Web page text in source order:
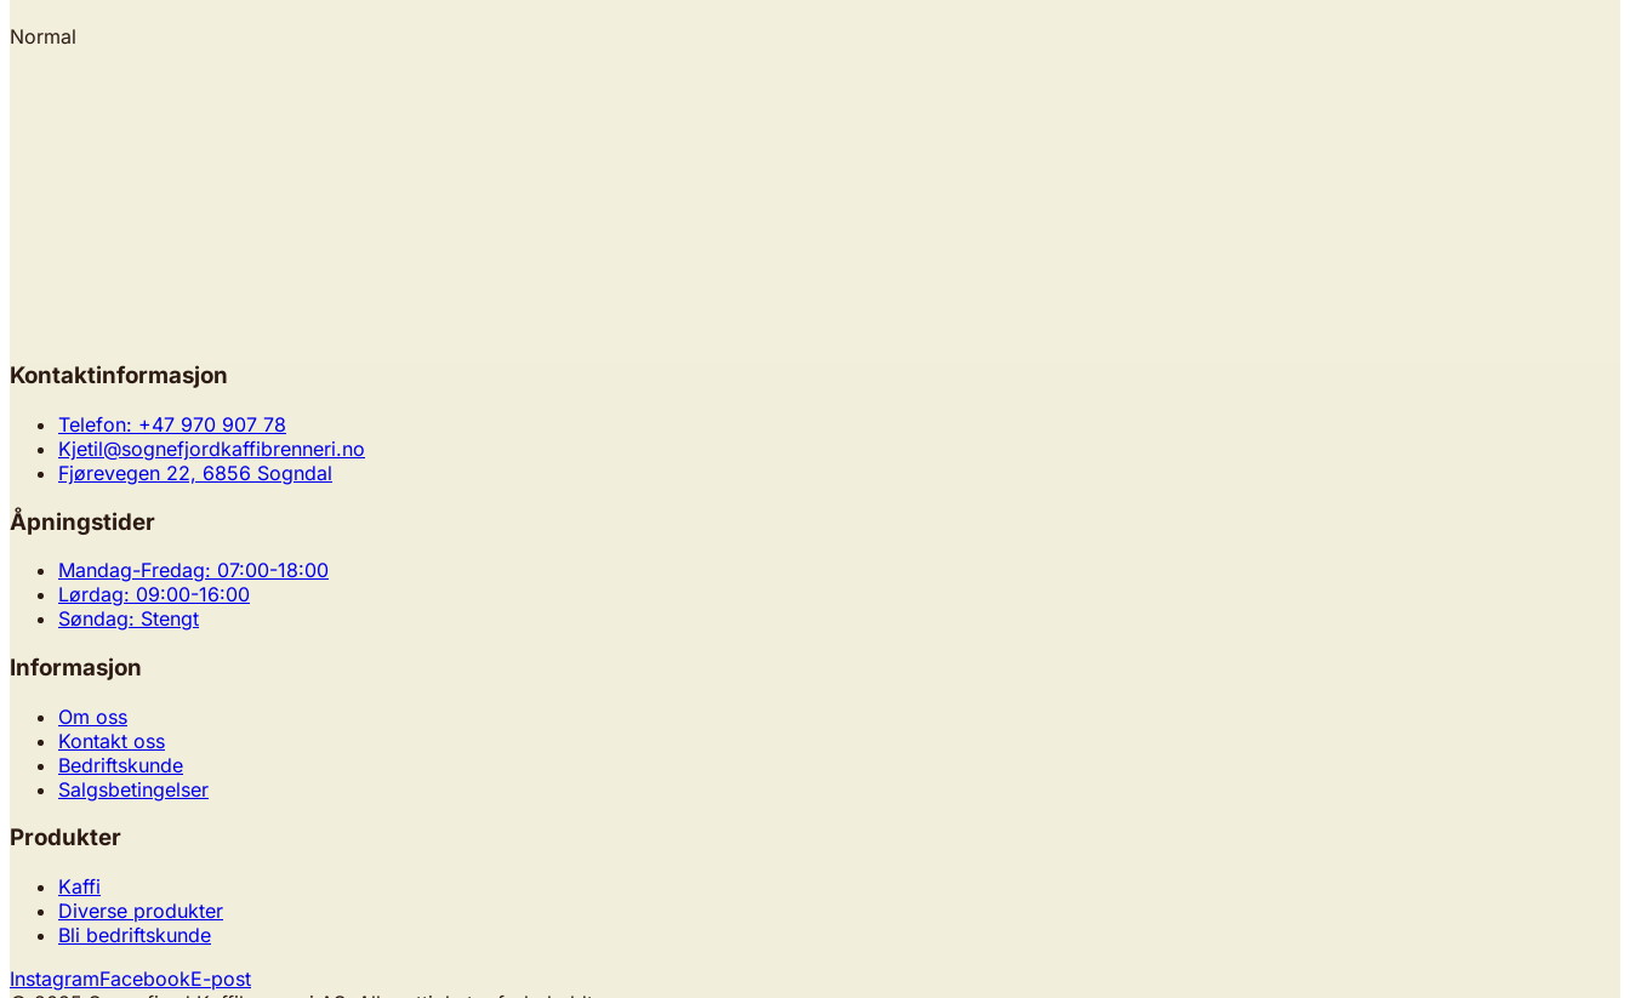
Normal
Peru- El Palto
Størrelse Maling Legg i kurv
Kontaktinformasjon
Telefon: +47 970 907 78
Kjetil@sognefjordkaffibrenneri.no
Fjørevegen 22, 6856 Sogndal
Åpningstider
Mandag-Fredag: 07:00-18:00
Lørdag: 09:00-16:00
Søndag: Stengt
Informasjon
Om oss
Kontakt oss
Bedriftskunde
Salgsbetingelser
Produkter
Kaffi
Diverse produkter
Bli bedriftskunde
InstagramFacebookE-post